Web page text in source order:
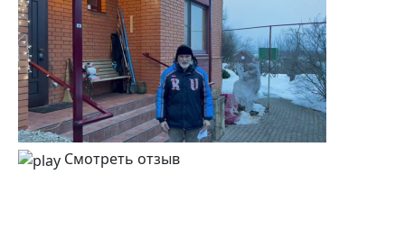
Смотреть отзыв